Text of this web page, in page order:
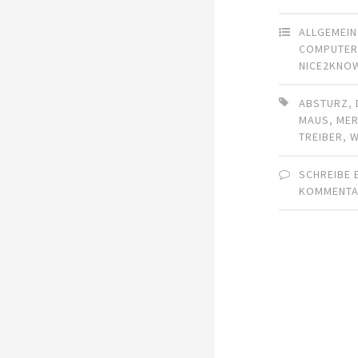
ALLGEMEIN
COMPUTER
ABSTURZ,
MAUS,
TREIBER,
SCHREIBE